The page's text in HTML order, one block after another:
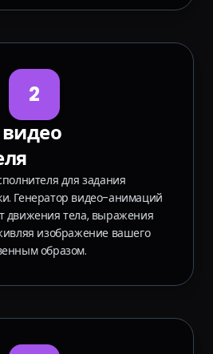
2
видео
для задания
Генератор видео-анимаций
движения тела, выражения
изображение вашего
образом.